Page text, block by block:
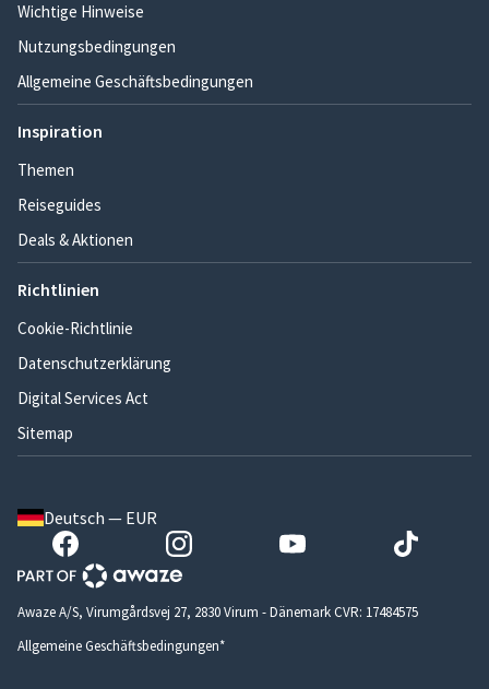
Wichtige Hinweise
Nutzungsbedingungen
Allgemeine Geschäftsbedingungen
Inspiration
Themen
Reiseguides
Deals & Aktionen
Richtlinien
Cookie-Richtlinie
Datenschutzerklärung
Digital Services Act
Sitemap
Deutsch — EUR
Awaze A/S, Virumgårdsvej 27, 2830 Virum - Dänemark CVR: 17484575
Allgemeine Geschäftsbedingungen*